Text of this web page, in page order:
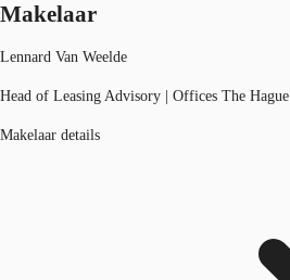
Makelaar
Lennard Van Weelde
Head of Leasing Advisory | Offices The Hague
Makelaar details